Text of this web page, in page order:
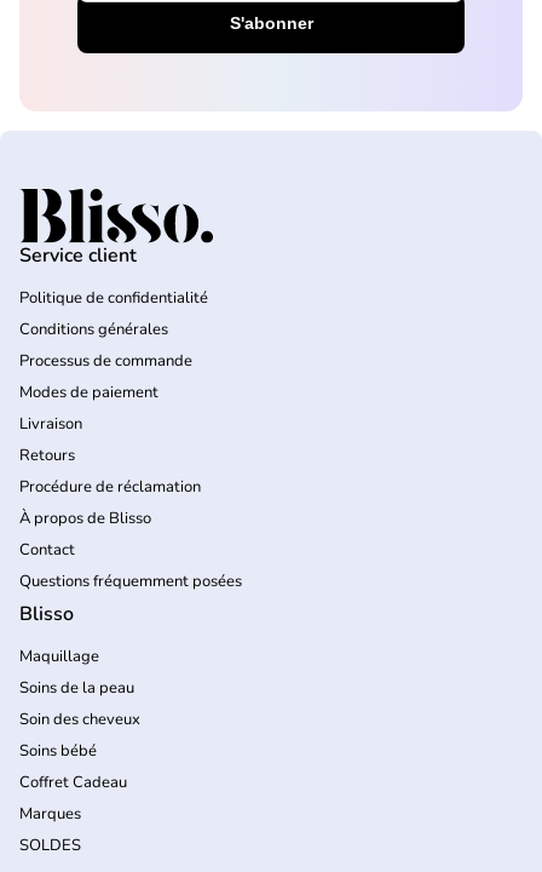
Accueil
Service client
Politique de confidentialité
Conditions générales
Processus de commande
Modes de paiement
Livraison
Retours
Procédure de réclamation
À propos de Blisso
Contact
Questions fréquemment posées
Blisso
Maquillage
Soins de la peau
Soin des cheveux
Soins bébé
Coffret Cadeau
Marques
SOLDES